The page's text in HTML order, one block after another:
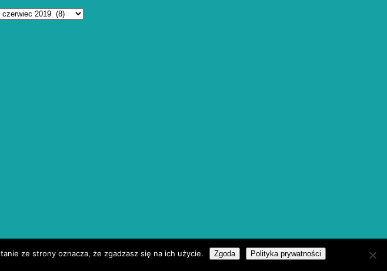
ze strony oznacza, że zgadzasz się na ich użycie. Zgoda Polityka prywatności